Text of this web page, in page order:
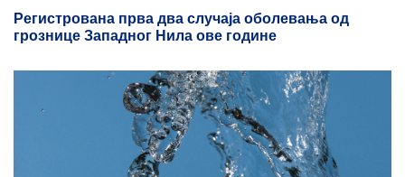
Регистрована прва два случаја оболевања од
грознице Западног Нила ове године